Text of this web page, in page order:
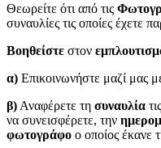
Θεωρείτε ότι από τις
συναυλίες τις οποίες έχετε
Βοηθείστε στον
α) Επικοινωνήστε μαζί μας
β) Αναφέρετε τη συναυλία
να συνεισφέρετε, την
φωτογράφο ο οποίος έκανε